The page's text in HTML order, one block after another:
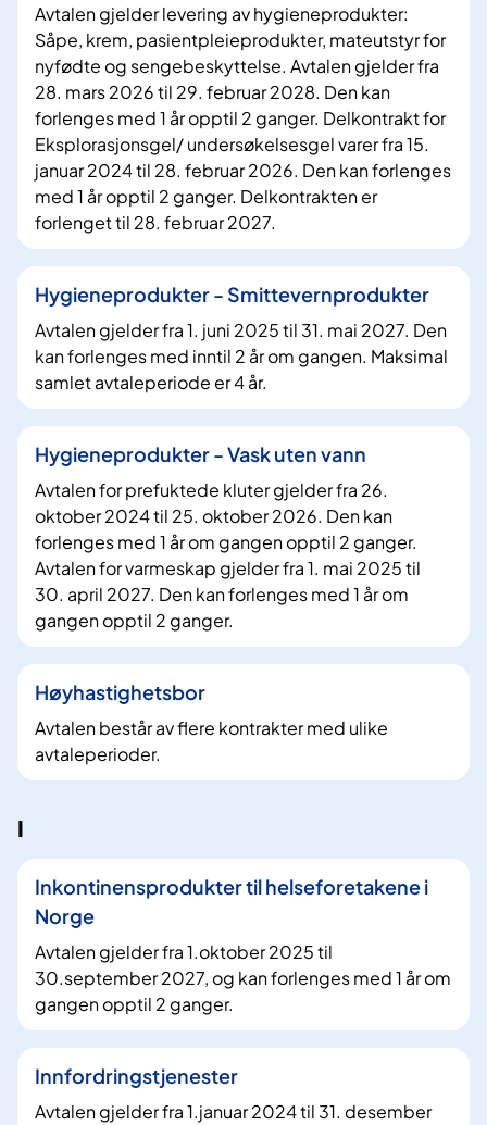
​Avtalen gjelder levering av hygieneprodukter:
Såpe, krem, pasientpleieprodukter, mateutstyr for
nyfødte og sengebeskyttelse. Avtalen gjelder fra
28. mars 2026 til 29. februar 2028. Den kan
forlenges med 1 år opptil 2 ganger. Delkontrakt for
Eksplorasjonsgel/ undersøkelsesgel varer fra 15.
januar 2024 til 28. februar 2026. Den kan forlenges
med 1 år opptil 2 ganger. Delkontrakten er
forlenget til 28. februar 2027.
Hygieneprodukter - Smittevernprodukter
Avtalen gjelder fra 1. juni 2025 til 31. mai 2027. Den
kan forlenges med inntil 2 år om gangen. Maksimal
samlet avtaleperiode er 4 år.
Hygieneprodukter - Vask uten vann
Avtalen for prefuktede kluter gjelder fra 26.
oktober 2024 til 25. oktober 2026. Den kan
forlenges med 1 år om gangen opptil 2 ganger.
Avtalen for varmeskap gjelder fra 1. mai 2025 til
30. april 2027. Den kan forlenges med 1 år om
gangen opptil 2 ganger.
Høyhastighetsbor
Avtalen består av flere kontrakter med ulike
avtaleperioder.
I
Inkontinensprodukter til helseforetakene i
Norge
Avtalen gjelder fra 1.oktober 2025 til
30.september 2027, og kan forlenges med 1 år om
gangen opptil 2 ganger.
Innfordringstjenester
Avtalen gjelder fra 1.januar 2024 til 31. desember